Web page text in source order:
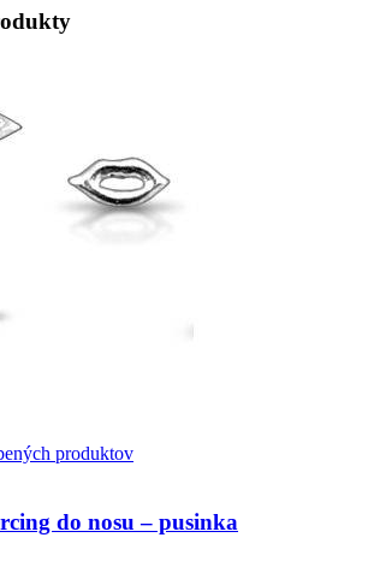
produktov
do nosu – pusinka